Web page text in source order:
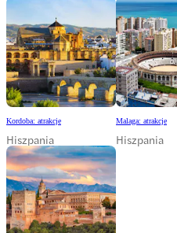
Kordoba: atrakcje
Hiszpania
Malaga: atrakcje
Hiszpania